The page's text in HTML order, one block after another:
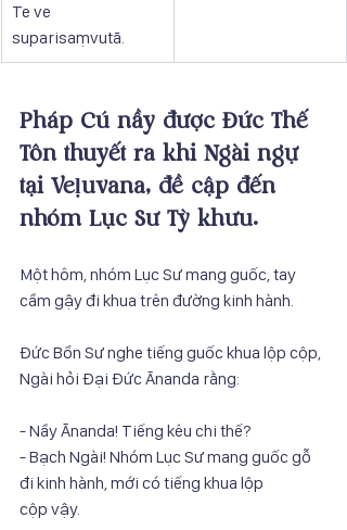
Te ve
suparisaṃvutā.
Pháp Cú nầy được Đức Thế
Tôn thuyết ra khi Ngài ngự
tại Veḷuvana, đề cập đến
nhóm Lục Sư Tỳ khưu.
Một hôm, nhóm Lục Sư mang guốc, tay
cầm gậy đi khua trên đường kinh hành.
Đức Bổn Sư nghe tiếng guốc khua lộp cộp,
Ngài hỏi Đại Đức Ānanda rằng:
- Nầy Ānanda! Tiếng kêu chi thế?
- Bạch Ngài! Nhóm Lục Sư mang guốc gỗ
đi kinh hành, mới có tiếng khua lộp
cộp vậy.